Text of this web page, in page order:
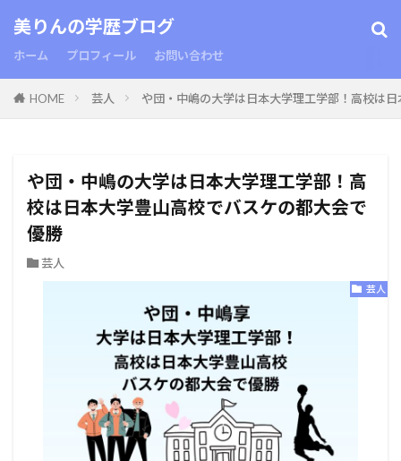
美りんの学歴ブログ
ホーム プロフィール お問い合わせ
HOME 芸人 や団・中嶋の大学は日本大学理工学部！高校は
や団・中嶋の大学は日本大学理工学部！高
校は日本大学豊山高校でバスケの都大会で
優勝
芸人
芸人